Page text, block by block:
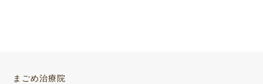
まごめ治療院